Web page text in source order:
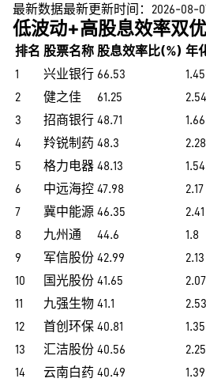
最新数据最新更新时间： 2026-08-
低波动+高股息效率双
排名 股票名称 股息效率比(%) 年
1
兴业银行 66.53
1.45
2
健之佳 61.25
2.54
3
招商银行 48.71
1.66
4
羚锐制药 48.3
2.28
5
格力电器 48.13
1.54
6
中远海控 47.98
2.17
7
冀中能源 46.35
2.41
8
九州通 44.6
1.8
9
军信股份 42.99
2.13
10
国光股份 41.65
2.07
11
九强生物 41.1
2.53
12
首创环保 40.81
1.35
13
汇洁股份 40.56
2.25
14
云南白药 40.49
1.39